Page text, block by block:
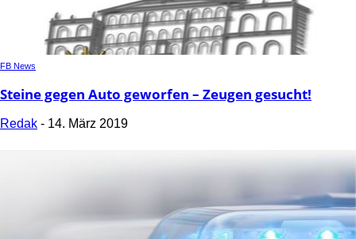
FB News
Steine gegen Auto geworfen – Zeugen gesucht!
Redak - 14. März 2019